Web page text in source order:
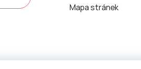
Mapa stránek